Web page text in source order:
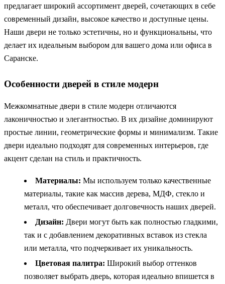
предлагает широкий ассортимент дверей, сочетающих в себе
современный дизайн, высокое качество и доступные цены.
Наши двери не только эстетичны, но и функциональны, что
делает их идеальным выбором для вашего дома или офиса в
Саранске.
Особенности дверей в стиле модерн
Межкомнатные двери в стиле модерн отличаются
лаконичностью и элегантностью. В их дизайне доминируют
простые линии, геометрические формы и минимализм. Такие
двери идеально подходят для современных интерьеров, где
акцент сделан на стиль и практичность.
Материалы: Мы используем только качественные
материалы, такие как массив дерева, МДФ, стекло и
металл, что обеспечивает долговечность наших дверей.
Дизайн: Двери могут быть как полностью гладкими,
так и с добавлением декоративных вставок из стекла
или металла, что подчеркивает их уникальность.
Цветовая палитра: Широкий выбор оттенков
позволяет выбрать дверь, которая идеально впишется в